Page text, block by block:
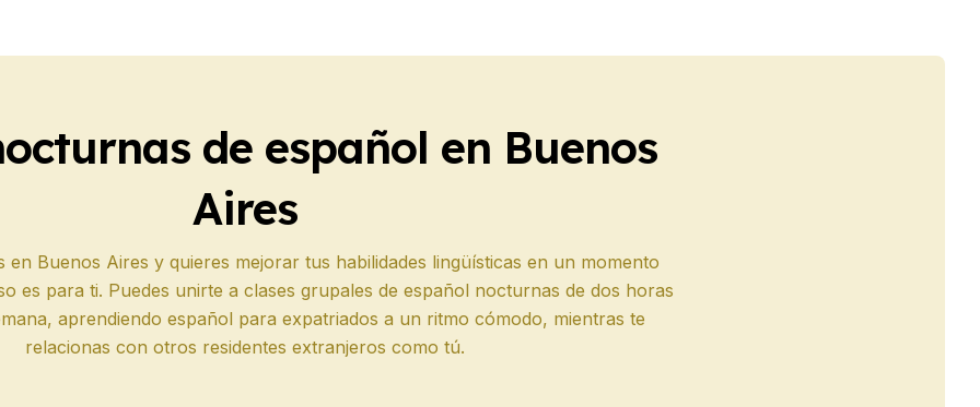
DELE
SIELE
DELE
de español en Buenos
Aires
en Buenos Aires y quieres mejorar tus habilidades lingüísticas en un momento
es para ti. Puedes unirte a clases grupales de español nocturnas de dos horas
aprendiendo español para expatriados a un ritmo cómodo, mientras te
relacionas con otros residentes extranjeros como tú.